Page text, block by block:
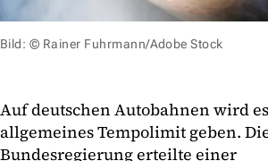
Bild: © Rainer Fuhrmann/Adobe Stock
Auf deutschen Autobahnen wird
allgemeines Tempolimit geben.
Bundesregierung erteilte einer